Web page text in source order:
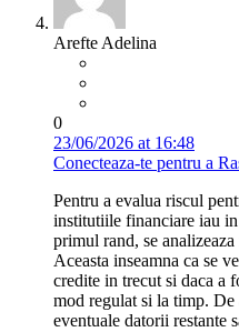
Arefte Adelina
0
23/06/2026 at 16:48
Conecteaza-te pentru a
Pentru a evalua riscul
institutiile financiare iau
primul rand, se
Aceasta inseamna ca se
credite in trecut si daca a
mod regulat si la timp. De
eventuale datorii restante